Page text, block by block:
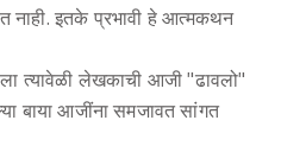
नाही. इतके प्रभावी हे आत्मकथन
त्यावेळी लेखकाची आजी "ढावलो"
बाया आजींना समजावत सांगत